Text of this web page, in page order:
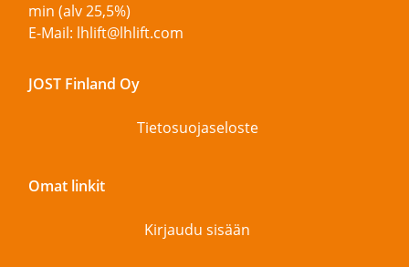
min (alv 25,5%)
E-Mail: lhlift@lhlift.com
JOST Finland Oy
Tietosuojaseloste
Omat linkit
Kirjaudu sisään